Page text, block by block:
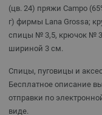
(цв. 24) пряжи Campo
г) фирмы Lana Grossa;
спицы № 3,5, крючок №
шириной 3 см.
Спицы, пуговицы и
Бесплатное описание
отправки по
виде.